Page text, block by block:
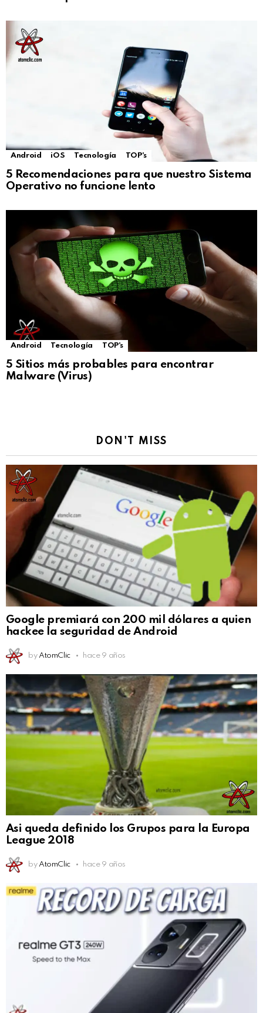
Android iOS Tecnología TOP's
5 Recomendaciones para que nuestro Sistema
Operativo no funcione lento
Android Tecnología TOP's
5 Sitios más probables para encontrar
Malware (Virus)
DON'T MISS
Google premiará con 200 mil dólares a quien
hackee la seguridad de Android
by AtomClic hace 9 años
Asi queda definido los Grupos para la Europa
League 2018
by AtomClic hace 9 años